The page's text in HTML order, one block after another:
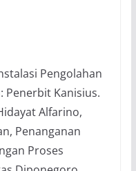
Pengolahan
Penerbit Kanisius.
Alfarino,
Penanganan
Proses